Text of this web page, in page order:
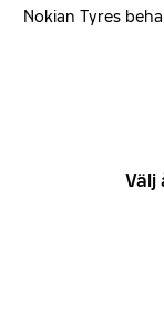
Nokian Tyres